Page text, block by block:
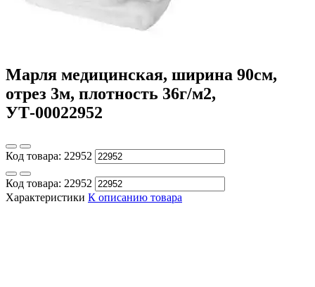
Марля медицинская, ширина 90см,
отрез 3м, плотность 36г/м2,
УТ-00022952
Код товара: 22952
Код товара: 22952
Характеристики К описанию товара